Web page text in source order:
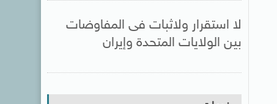
لا استقرار ولاثبات فى المفاوضات
بين الولايات المتحدة وإيران